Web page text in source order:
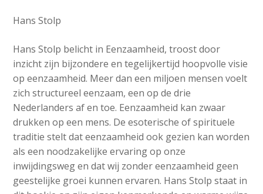
Hans Stolp
Hans Stolp belicht in Eenzaamheid, troost door
inzicht zijn bijzondere en tegelijkertijd hoopvolle visie
op eenzaamheid. Meer dan een miljoen mensen voelt
zich structureel eenzaam, een op de drie
Nederlanders af en toe. Eenzaamheid kan zwaar
drukken op een mens. De esoterische of spirituele
traditie stelt dat eenzaamheid ook gezien kan worden
als een noodzakelijke ervaring op onze
inwijdingsweg en dat wij zonder eenzaamheid geen
geestelijke groei kunnen ervaren. Hans Stolp staat in